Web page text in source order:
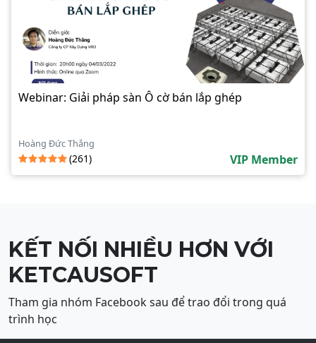
Webinar: Giải pháp sàn Ô cờ bán lắp ghép
Hoàng Đức Thắng
(261) VIP Member
KẾT NỐI NHIỀU HƠN VỚI
KETCAUSOFT
Tham gia nhóm Facebook sau để trao đổi trong quá
trình học